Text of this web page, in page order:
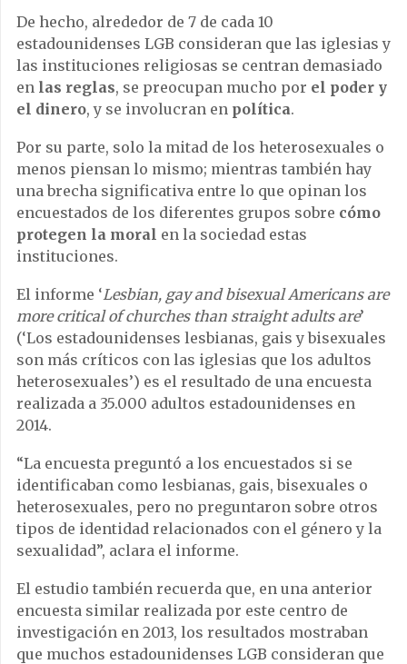
De hecho, alrededor de 7 de cada 10
estadounidenses LGB consideran que las iglesias y
las instituciones religiosas se centran demasiado
en las reglas, se preocupan mucho por el poder y
el dinero, y se involucran en política.
Por su parte, solo la mitad de los heterosexuales o
menos piensan lo mismo; mientras también hay
una brecha significativa entre lo que opinan los
encuestados de los diferentes grupos sobre cómo
protegen la moral en la sociedad estas
instituciones.
El informe ‘Lesbian, gay and bisexual Americans are
more critical of churches than straight adults are’
(‘Los estadounidenses lesbianas, gais y bisexuales
son más críticos con las iglesias que los adultos
heterosexuales’) es el resultado de una encuesta
realizada a 35.000 adultos estadounidenses en
2014.
“La encuesta preguntó a los encuestados si se
identificaban como lesbianas, gais, bisexuales o
heterosexuales, pero no preguntaron sobre otros
tipos de identidad relacionados con el género y la
sexualidad”, aclara el informe.
El estudio también recuerda que, en una anterior
encuesta similar realizada por este centro de
investigación en 2013, los resultados mostraban
que muchos estadounidenses LGB consideran que